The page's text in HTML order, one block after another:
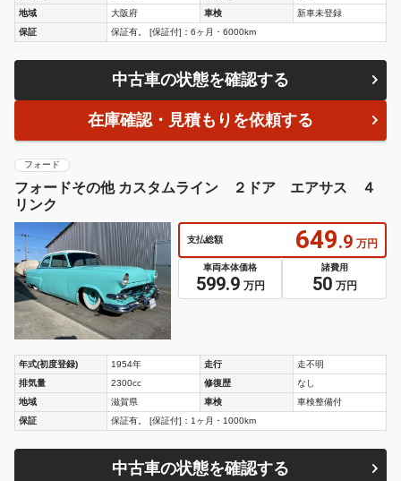
地域
大阪府 車検
新車未登録
保証
保証有。 [保証付]：6ヶ月・6000km
中古車の状態を確認する
在庫確認・見積もりを依頼する
フォード
フォードその他 カスタムライン ２ドア エアサス ４
リンク
支払総額 649.9 万円
車両本体価格
599.9 万円
諸費用
50 万円
年式(初度登録) 1954年 走行
走不明
排気量
2300cc 修復歴
なし
地域
滋賀県 車検
車検整備付
保証
保証有。 [保証付]：1ヶ月・1000km
中古車の状態を確認する